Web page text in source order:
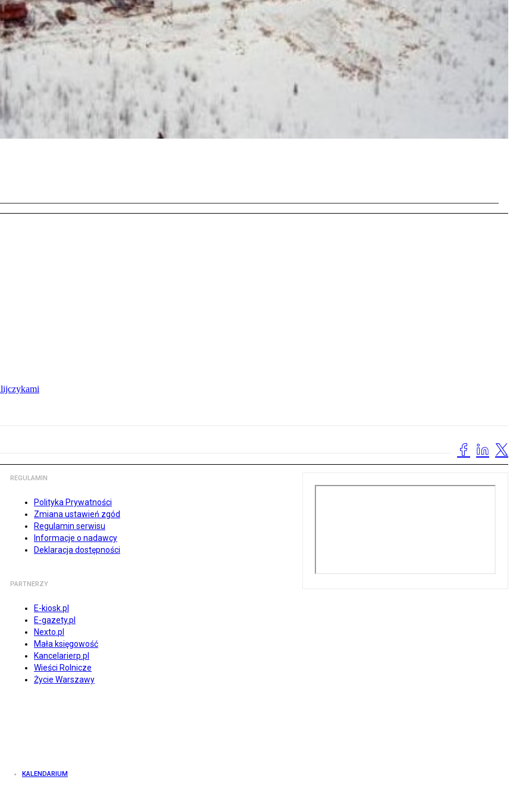
REGULAMIN
Polityka Prywatności
Zmiana ustawień zgód
Regulamin serwisu
Informacje o nadawcy
Deklaracja dostępności
PARTNERZY
E-kiosk.pl
E-gazety.pl
Nexto.pl
Mała księgowość
Kancelarierp.pl
Wieści Rolnicze
Życie Warszawy
KALENDARIUM